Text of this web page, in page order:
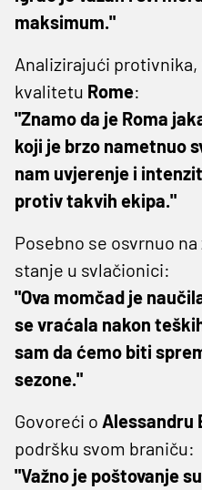
maksimum."
Analizirajući
kvalitetu Rome:
"Znamo da je Roma
koji je brzo nametnuo
nam uvjerenje i
protiv takvih ekipa."
Posebno se osvrnuo
stanje u svlačionici:
"Ova momčad je
se vraćala nakon
sam da ćemo biti
sezone."
Govoreći o Alessandru
podršku svom braniču:
"Važno je poštovanje